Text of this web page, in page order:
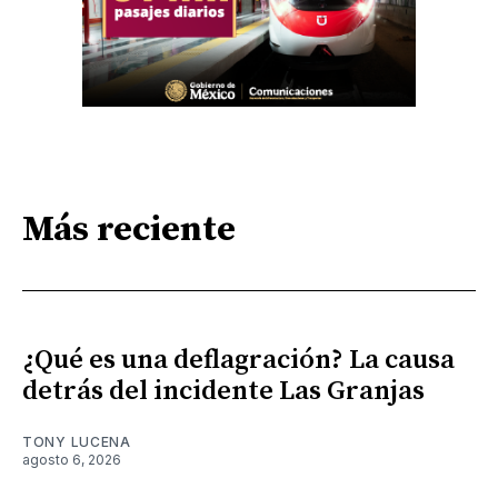
Más reciente
¿Qué es una deflagración? La causa
detrás del incidente Las Granjas
TONY LUCENA
agosto 6, 2026